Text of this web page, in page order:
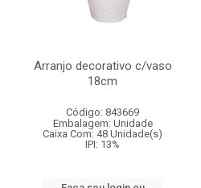
Arranjo decorativo c/vaso
18cm
Código: 843669
Embalagem: Unidade
Caixa Com: 48 Unidade(s)
IPI: 13%